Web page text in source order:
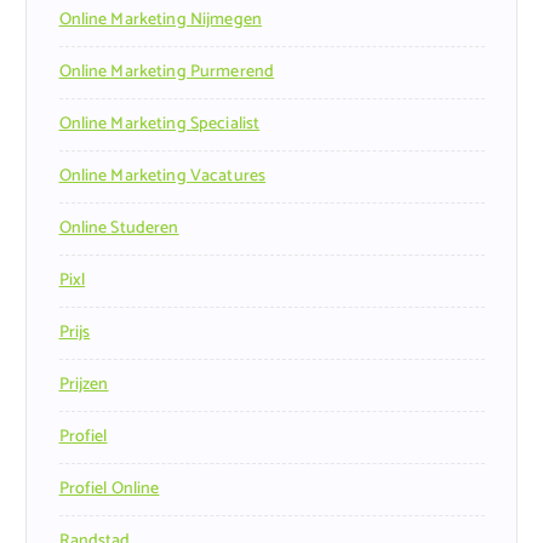
Online Marketing Nijmegen
Online Marketing Purmerend
Online Marketing Specialist
Online Marketing Vacatures
Online Studeren
Pixl
Prijs
Prijzen
Profiel
Profiel Online